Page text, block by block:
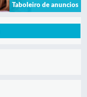
Taboleiro de anuncios